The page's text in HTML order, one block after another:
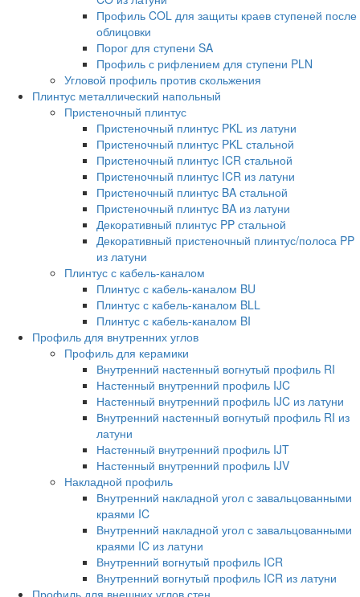
Профиль COL для защиты краев ступеней после
облицовки
Порог для ступени SA
Профиль с рифлением для ступени PLN
Угловой профиль против скольжения
Плинтус металлический напольный
Пристеночный плинтус
Пристеночный плинтус PKL из латуни
Пристеночный плинтус PKL стальной
Пристеночный плинтус ICR стальной
Пристеночный плинтус ICR из латуни
Пристеночный плинтус BA стальной
Пристеночный плинтус BA из латуни
Декоративный плинтус PP стальной
Декоративный пристеночный плинтус/полоса PP
из латуни
Плинтус с кабель-каналом
Плинтус с кабель-каналом BU
Плинтус с кабель-каналом BLL
Плинтус с кабель-каналом BI
Профиль для внутренних углов
Профиль для керамики
Внутренний настенный вогнутый профиль RI
Настенный внутренний профиль IJC
Настенный внутренний профиль IJC из латуни
Внутренний настенный вогнутый профиль RI из
латуни
Настенный внутренний профиль IJT
Настенный внутренний профиль IJV
Накладной профиль
Внутренний накладной угол с завальцованными
краями IC
Внутренний накладной угол с завальцованными
краями IC из латуни
Внутренний вогнутый профиль ICR
Внутренний вогнутый профиль ICR из латуни
Профиль для внешних углов стен